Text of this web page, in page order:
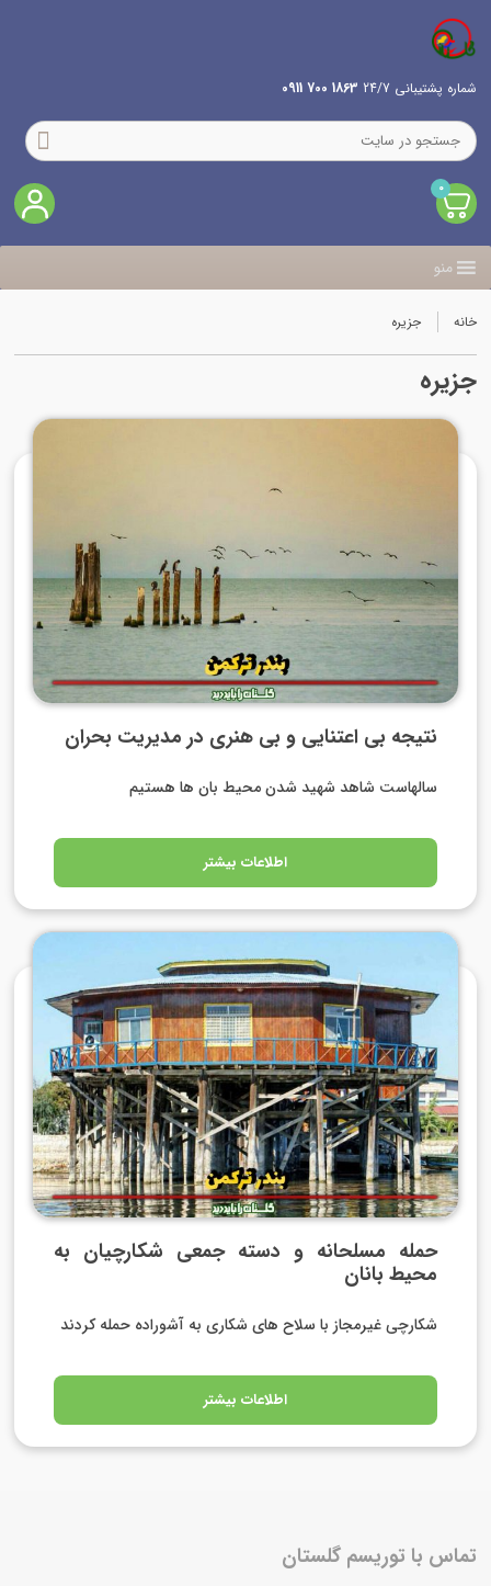
شماره پشتیبانی 24/7 1863 700 0911
0
منو
خانه جزیره
جزیره
نتیجه بی اعتنایی و بی هنری در مدیریت بحران
سالهاست شاهد شهید شدن محیط بان ها هستیم
اطلاعات بیشتر
️حمله مسلحانه و دسته جمعی شکارچیان به
محیط بانان
شکارچی غیرمجاز با سلاح های شکاری به آشوراده حمله کردند
اطلاعات بیشتر
تماس با توریسم گلستان